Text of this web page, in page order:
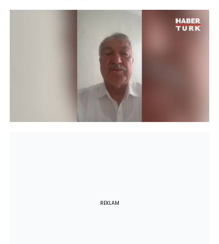
Aç
Yüklendi:
100.00%
Hızı
REKLAM